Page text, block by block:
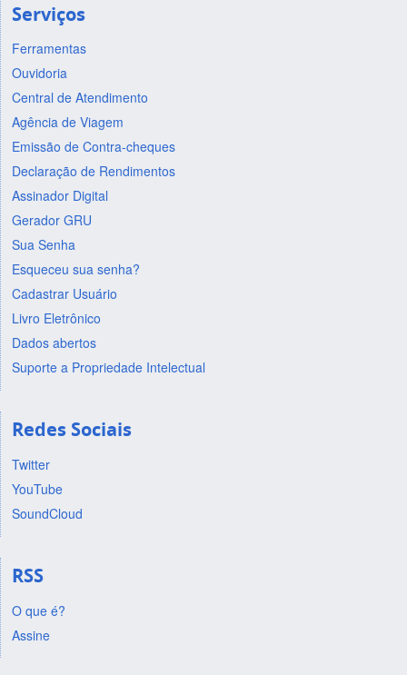
Serviços
Ferramentas
Ouvidoria
Central de Atendimento
Agência de Viagem
Emissão de Contra-cheques
Declaração de Rendimentos
Assinador Digital
Gerador GRU
Sua Senha
Esqueceu sua senha?
Cadastrar Usuário
Livro Eletrônico
Dados abertos
Suporte a Propriedade Intelectual
Redes Sociais
Twitter
YouTube
SoundCloud
RSS
O que é?
Assine